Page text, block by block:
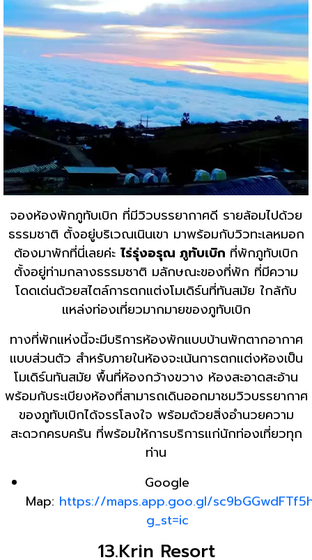
จองห้องพักภูทับเบิก ที่มีวิวบรรยากาศดี รายล้อมไปด้วย
ธรรมชาติ ตั้งอยู่บริเวณเนินเขา มาพร้อมกับวิวทะเลหมอก
ต้องมาพักที่นี่เลยค่ะ ไร่รุ่งอรุณ ภูทับเบิก ที่พักภูทับเบิก
ตั้งอยู่ท่ามกลางธรรมชาติ มลักษณะของที่พัก ที่มีความ
โดดเด่นด้วยสไตล์การตกแต่งโมเดิร์นที่ทันสมัย ใกล้กับ
แหล่งท่องเที่ยวมากมายของภูทับเบิก
ทางที่พักแห่งนี้จะมีบริการห้องพักแบบบ้านพักตากอากาศ
แบบส่วนตัว สำหรับภายในห้องจะเน้นการตกแต่งห้องเป็น
โมเดิร์นทันสมัย พื้นที่ห้องกว้างขวาง ห้องสะอาดสะอ้าน
พร้อมกับระเบียงห้องที่สามารถเดินออกมาชมวิวบรรยากาศ
ของภูทับเบิกได้จรรโลงใจ พร้อมด้วยสิ่งอำนวยความ
สะดวกครบครัน ที่พร้อมให้การบริการแก่นักท่องเที่ยวทุก
ท่าน
Google
Map: https://maps.app.goo.gl/
g_st=ic
13.Krin Resort